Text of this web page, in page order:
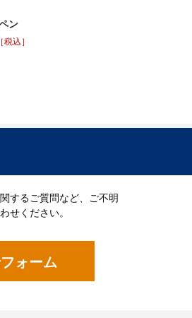
ン
［税込］
するご質問など、ご不明
せください。
ォーム